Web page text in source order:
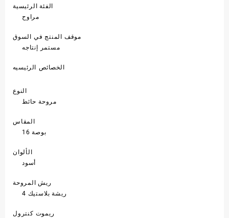
الفئة الرئيسية
مراوح
موقف المنتج في السوق
مستمر إنتاجه
الخصائص الرئيسيه
النوع
مروحة حائط
المقاس
16 بوصة
الألوان
أسود
ريش المروحة
4 ريشة بلاستيك
ريموت كنترول